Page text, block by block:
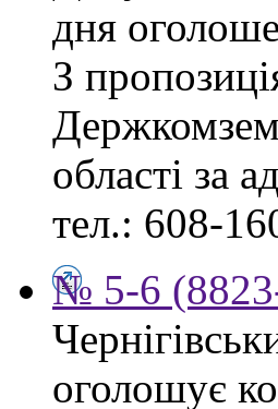
дня
З
області за
тел.: 608-
№ 5-6
оголошує